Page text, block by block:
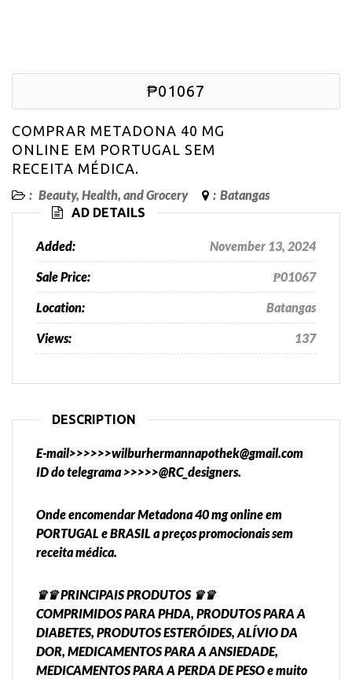
₱01067
COMPRAR METADONA 40 MG
ONLINE EM PORTUGAL SEM
RECEITA MÉDICA.
: Beauty, Health, and Grocery : Batangas
AD DETAILS
Added: November 13, 2024
Sale Price: ₱01067
Location: Batangas
Views: 137
DESCRIPTION
E-mail>>>>>>wilburhermannapothek@gmail.com
ID do telegrama >>>>>@RC_designers.
Onde encomendar Metadona 40 mg online em
PORTUGAL e BRASIL a preços promocionais sem
receita médica.
♛♛ PRINCIPAIS PRODUTOS ♛♛
COMPRIMIDOS PARA PHDA, PRODUTOS PARA A
DIABETES, PRODUTOS ESTERÓIDES, ALÍVIO DA
DOR, MEDICAMENTOS PARA A ANSIEDADE,
MEDICAMENTOS PARA A PERDA DE PESO e muito